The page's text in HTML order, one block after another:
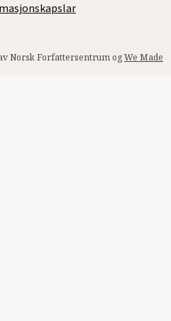
Norsk Forfattersentrum ogWe Made